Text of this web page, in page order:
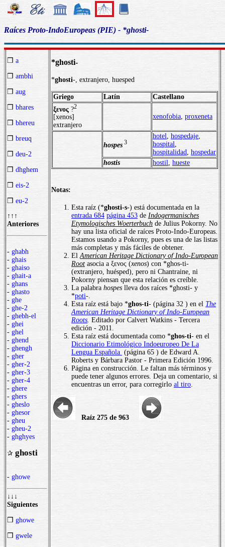
Raíces Proto-IndoEuropeas (PIE) - *ghosti-
❒ a
❒ ambhi
❒ aug
❒ bhares
❒ bhereu
❒ breuq
❒ deu-2
❒ dhghem
❒ eis-2
❒ eu-2
↑↑↑
Anteriores
- ghabh
- ghais
- ghaiso
- ghait-a
- ghans
- ghasto
- ghe
- ghe-2
- ghebh-el
- ghei
- ghel
- ghend
- ghengh
- gher
- gher-2
- gher-3
- gher-4
- ghere
- ghers
- gheslo
- ghesor
- gheu
- gheu-2
- ghghyes
✰ ghosti
- ghowe
↓↓↓
Siguientes
❒ ghowe
❒ gwele
*ghosti-
*ghosti-, extranjero, huesped
Griego Latín
Castellano
ξενος ?2
[xenos]
extranjero
xenofobia proxeneta
hospes 3
hotel hospedaje
hospital
hospitalidad
hospedar
hostis
hostil hueste
Notas:
Esta raíz (*ghosti-s-) está documentada en la
entrada 684 página 453 de Indogermanisches
Etymologisches Woerterbuch de Julius Pokorny. No
hay una lista oficial de raíces Proto-Indo-Europeas.
Estamos usando a Pokorny, pues es una de las listas
más completas y más fáciles de obtener.
El American Heritage Dictionary of Indo-European
Root asocia a ξενος (xenos) con *ghos-ti-
(extranjero, huésped), pero ni Chantraine, ni
Pokorny piensan que esta relación es creíble.
La palabra hospes lleva dos raíces *ghosti- y
*poti-.
Esta raíz está bajo *ghos-ti- (página 32 ) en el The
American Heritage Dictionary of Indo-European
Roots Editado por Calvert Watkins - Tercera
edición - 2011.
Esta raíz está documentada como *ghos-ti- en el
Diccionario Etimológico Indoeuropeo De La
Lengua Española (página 65 ) de Edward A.
Roberts y Bárbara Pastor - Primera Edición 1996.
Página en construcción. Le faltan más términos y
puede tener algunos errores. Deja un comentario, si
encuentras un error, para corregirlo al tiro
Raíz 275 de 963